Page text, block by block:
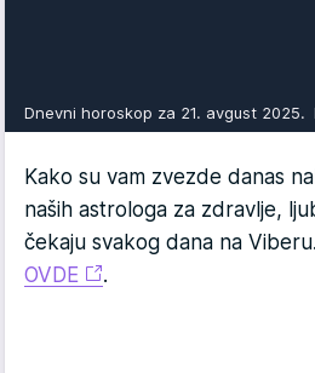
Dnevni horoskop za 21. avgust 2025.
Kako su vam zvezde danas
naših astrologa za zdravlje,
čekaju svakog dana na Viberu.
OVDE
.